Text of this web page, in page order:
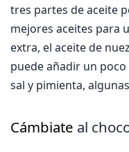
tres partes de aceite
mejores aceites para
extra, el aceite de
puede añadir un
sal y pimienta,
Cámbiate al